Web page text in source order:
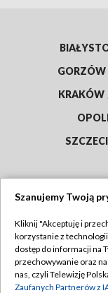
GORZÓW
KRAKÓW
Abonament TVP
Emisja w TVP
Szanujemy Twoją
Kliknij "Akceptuję i
korzystanie z
dostęp do informacji na
przechowywanie oraz
nas, czyli Telewizję
Zaufanych Partnerów z